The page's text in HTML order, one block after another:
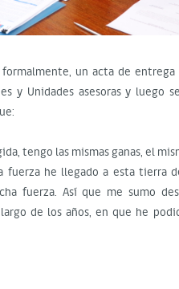
un acta de
y Unidades asesoras y luego
tengo las mismas ganas, el
fuerza he llegado a esta tierra
fuerza. Así que me sumo
de los años, en que he